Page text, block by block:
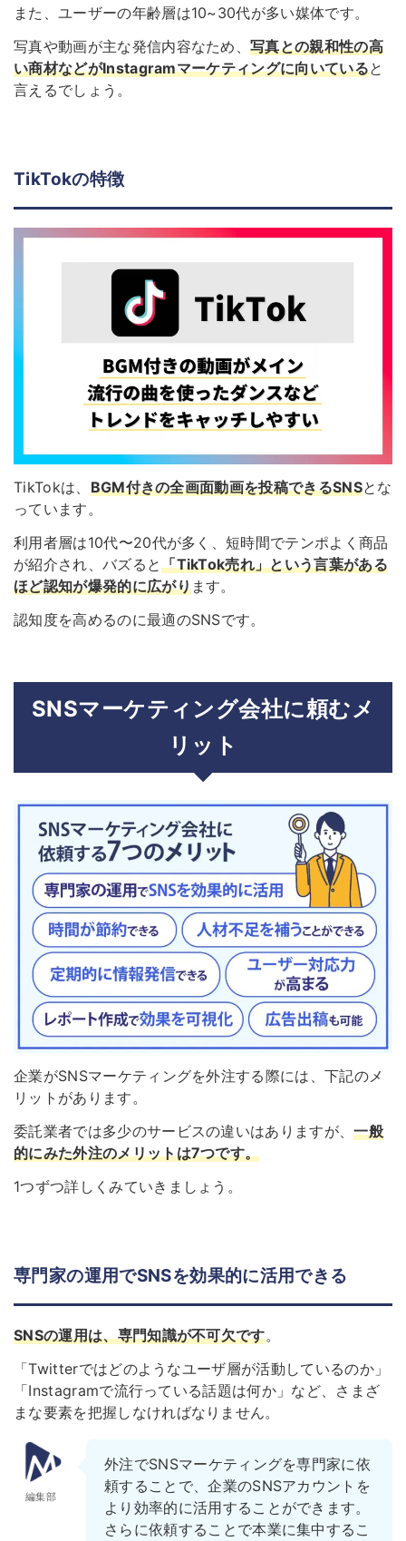
また、ユーザーの年齢層は10~30代が多い媒体です。
写真や動画が主な発信内容なため、写真との親和性の高
い商材などがInstagramマーケティングに向いていると
言えるでしょう。
TikTokの特徴
TikTokは、 BGM付きの全画面動画を投稿できるSNSとな
っています。
利用者層は10代〜20代が多く、短時間でテンポよく商品
が紹介され、バズると「TikTok売れ」という言葉がある
ほど認知が爆発的に広がります。
認知度を高めるのに最適のSNSです。
SNSマーケティング会社に頼むメ
リット
企業がSNSマーケティングを外注する際には、下記のメ
リットがあります。
委託業者では多少のサービスの違いはありますが、一般
的にみた外注のメリットは7つです。
1つずつ詳しくみていきましょう。
専門家の運用でSNSを効果的に活用できる
SNSの運用は、専門知識が不可欠です。
「Twitterではどのようなユーザ層が活動しているのか」
「Instagramで流行っている話題は何か」など、さまざ
まな要素を把握しなければなりません。
編集部
外注でSNSマーケティングを専門家に依
頼することで、企業のSNSアカウントを
より効率的に活用することができます。
さらに依頼することで本業に集中するこ